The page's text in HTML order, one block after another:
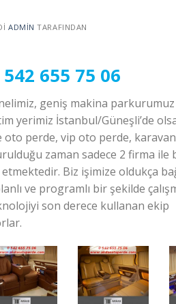
ADMIN TARAFINDAN
542 655 75 06
geniş makina parkurumuz
yerimiz İstanbul/Güneşli’de
perde, vip oto perde,
zaman sadece 2 firma ile
Biz işimize oldukça
ve programlı bir şekilde
son derece kullanan ekip